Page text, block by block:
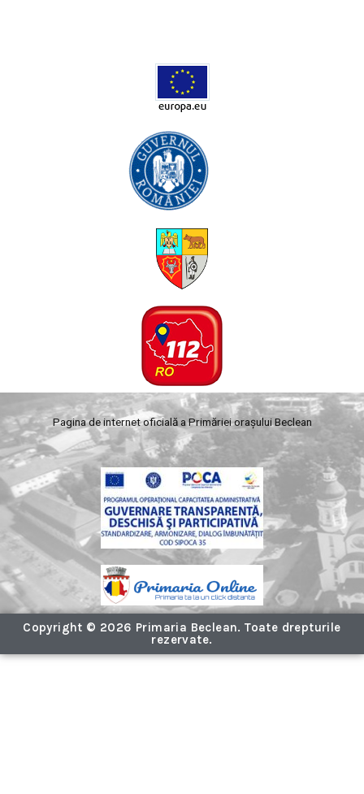
Pagina de internet oficială a Primăriei orașului Beclean
Copyright © 2026 Primaria Beclean. Toate drepturile
rezervate.